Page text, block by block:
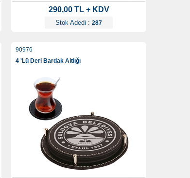
290,00 TL + KDV
Stok Adedi : 287
90976
4 'Lü Deri Bardak Altlığı